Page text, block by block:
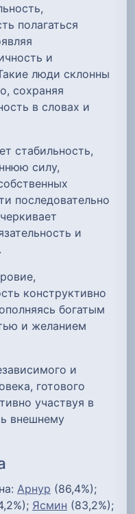
полагаться
и
люди склонны
сохраняя
в словах и
стабильность,
силу,
последовательно
и
конструктивно
богатым
и желанием
и
готового
участвуя в
внешнему
Арнур (86,4%);
Ясмин (83,2%);